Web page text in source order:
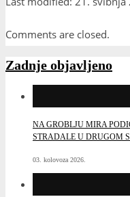
Comments are closed.
Zadnje objavljeno
NA GROBLJU MIRA
STRADALE U DRUGOM
03. kolovoza 2026.